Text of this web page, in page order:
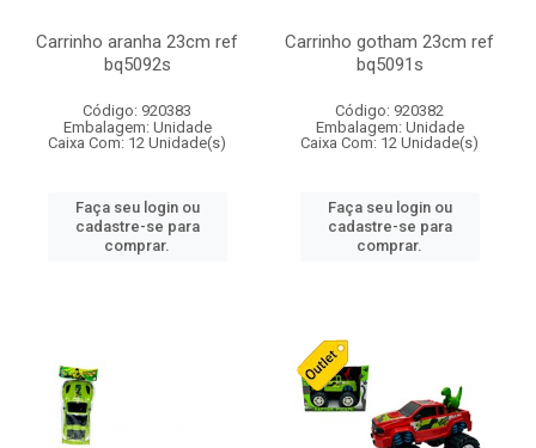
Carrinho aranha 23cm ref
bq5092s
Código: 920383
Embalagem: Unidade
Caixa Com: 12 Unidade(s)
Faça seu login ou
cadastre-se para
comprar.
Carrinho gotham 23cm ref
bq5091s
Código: 920382
Embalagem: Unidade
Caixa Com: 12 Unidade(s)
Faça seu login ou
cadastre-se para
comprar.